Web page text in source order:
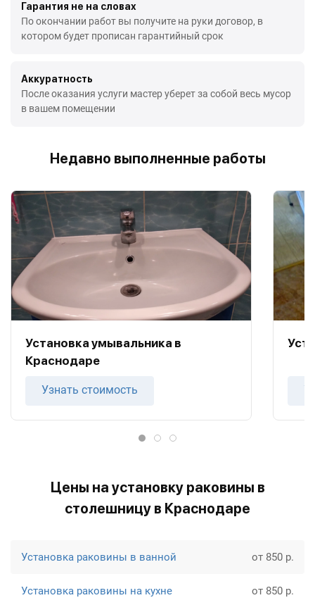
Гарантия не на словах
По окончании работ вы получите на руки договор, в
котором будет прописан гарантийный срок
Аккуратность
После оказания услуги мастер уберет за собой весь мусор
в вашем помещении
Недавно выполненные работы
Установка умывальника в
Краснодаре
Узнать стоимость
Цены на установку раковины в
столешницу в Краснодаре
Установка раковины в ванной от 850 р.
Установка раковины на кухне от 850 р.